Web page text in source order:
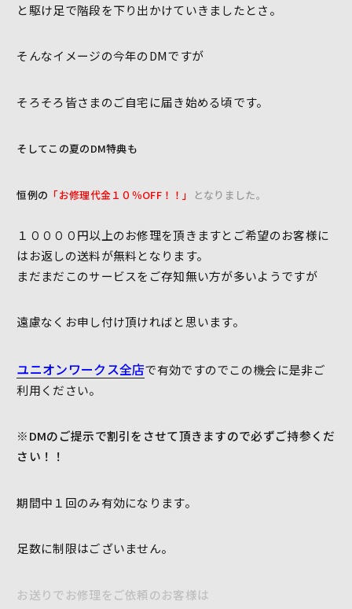
と駆け足で階段を下り出かけていきましたとさ。
そんなイメージの今年のDMですが
そろそろ皆さまのご自宅に届き始める頃です。
そしてこの夏のDM特典も
恒例の 「お修理代金１０％OFF！！」 となりました。
１００００円以上のお修理を頂きますとご希望のお客様に
はお返しの送料が無料となります。
まだまだこのサービスをご存知無い方が多いようですが
遠慮なくお申し付け頂ければと思います。
ユニオンワークス全店で有効ですのでこの機会に是非ご
利用ください。
※DMのご提示で割引をさせて頂きますので必ずご持参くだ
さい！！
期間中１回のみ有効になります。
足数に制限はございません。
お送りでお修理をご依頼のお客様は